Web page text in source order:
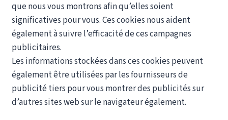
que nous vous montrons afin qu’elles soient
significatives pour vous. Ces cookies nous aident
également à suivre l’efficacité de ces campagnes
publicitaires.
Les informations stockées dans ces cookies peuvent
également être utilisées par les fournisseurs de
publicité tiers pour vous montrer des publicités sur
d’autres sites web sur le navigateur également.